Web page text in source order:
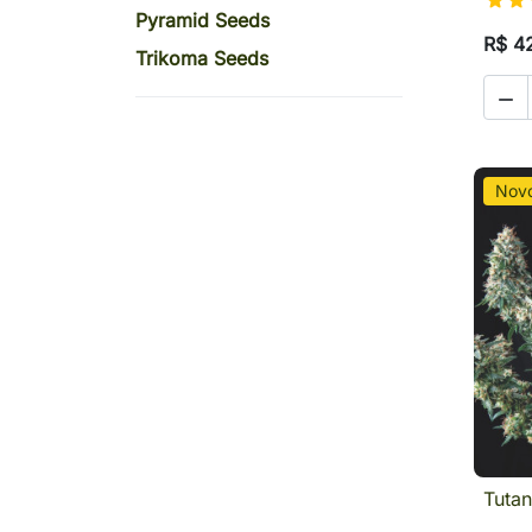
Pyramid Seeds
Trikoma Seeds
R$
